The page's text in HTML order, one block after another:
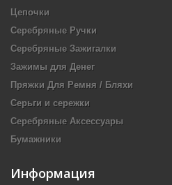
Цепочки
Серебряные Ручки
Серебряные Зажигалки
Зажимы для Денег
Пряжки Для Ремня / Бляхи
Серьги и сережки
Серебряные Аксессуары
Бумажники
Информация